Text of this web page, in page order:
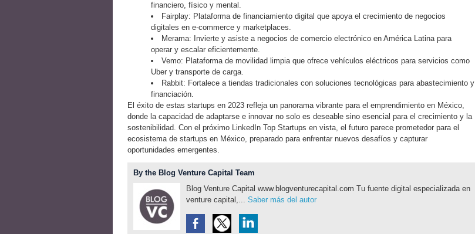
financiero, físico y mental.
Fairplay: Plataforma de financiamiento digital que apoya el crecimiento de negocios
digitales en e-commerce y marketplaces.
Merama: Invierte y asiste a negocios de comercio electrónico en América Latina para
operar y escalar eficientemente.
Vemo: Plataforma de movilidad limpia que ofrece vehículos eléctricos para servicios como
Uber y transporte de carga.
Rabbit: Fortalece a tiendas tradicionales con soluciones tecnológicas para abastecimiento y
financiación.
El éxito de estas startups en 2023 refleja un panorama vibrante para el emprendimiento en México,
donde la capacidad de adaptarse e innovar no solo es deseable sino esencial para el crecimiento y la
sostenibilidad. Con el próximo LinkedIn Top Startups en vista, el futuro parece prometedor para el
ecosistema de startups en México, preparado para enfrentar nuevos desafíos y capturar
oportunidades emergentes.
By the Blog Venture Capital Team
Blog Venture Capital www.blogventurecapital.com Tu fuente digital especializada en
venture capital,... Saber más del autor